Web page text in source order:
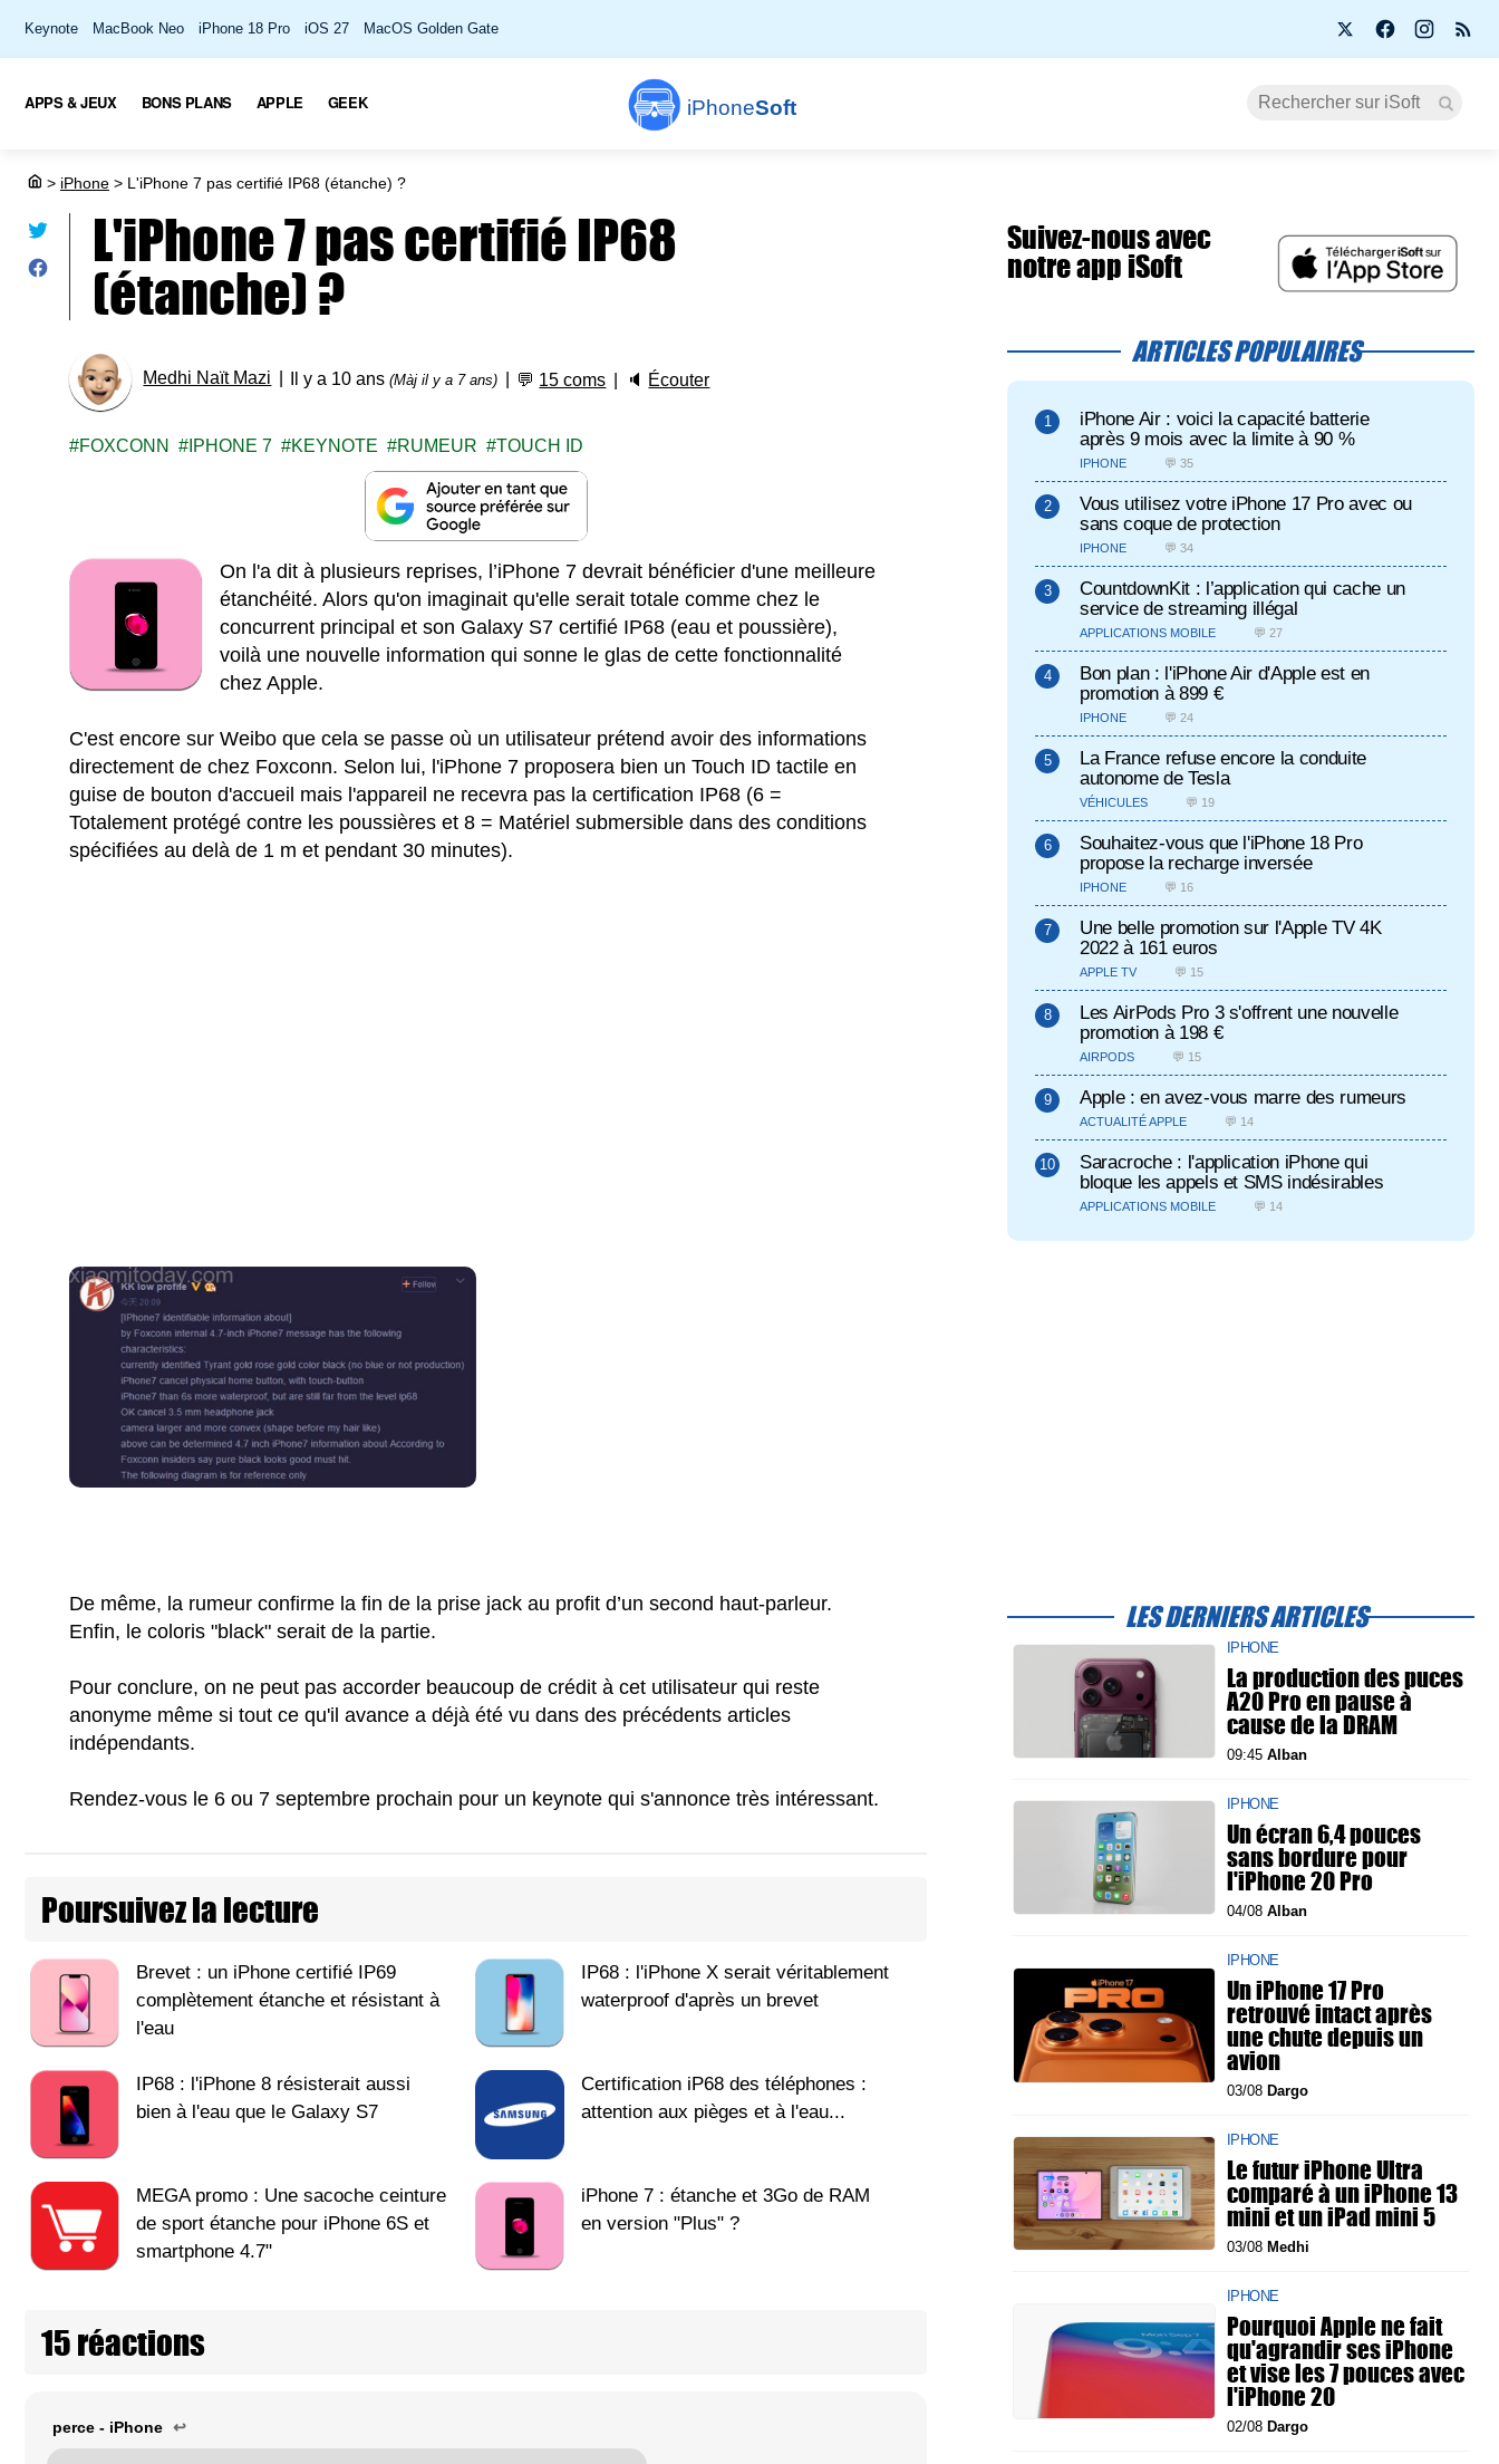
Keynote MacBook Neo iPhone 18 Pro iOS 27 MacOS Golden Gate
iPhoneSoft
APPS & JEUX BONS PLANS APPLE GEEK
> iPhone > L'iPhone 7 pas certifié IP68 (étanche) ?
L'iPhone 7 pas certifié IP68
(étanche) ?
Medhi Naït Mazi Il y a 10 ans(Màj il y a 7 ans) 💬 15 coms 🔈 Écouter
FOXCONN IPHONE 7 KEYNOTE RUMEUR TOUCH ID
On l'a dit à plusieurs reprises, l’iPhone 7 devrait bénéficier d'une meilleure
étanchéité. Alors qu'on imaginait qu'elle serait totale comme chez le
concurrent principal et son Galaxy S7 certifié IP68 (eau et poussière),
voilà une nouvelle information qui sonne le glas de cette fonctionnalité
chez Apple.
C'est encore sur Weibo que cela se passe où un utilisateur prétend avoir des informations
directement de chez Foxconn. Selon lui, l'iPhone 7 proposera bien un Touch ID tactile en
guise de bouton d'accueil mais l'appareil ne recevra pas la certification IP68 (6 =
Totalement protégé contre les poussières et 8 = Matériel submersible dans des conditions
spécifiées au delà de 1 m et pendant 30 minutes).
De même, la rumeur confirme la fin de la prise jack au profit d’un second haut-parleur.
Enfin, le coloris "black" serait de la partie.
Pour conclure, on ne peut pas accorder beaucoup de crédit à cet utilisateur qui reste
anonyme même si tout ce qu'il avance a déjà été vu dans des précédents articles
indépendants.
Rendez-vous le 6 ou 7 septembre prochain pour un keynote qui s'annonce très intéressant.
Poursuivez la lecture
Brevet : un iPhone certifié IP69
complètement étanche et résistant à
l'eau
IP68 : l'iPhone X serait véritablement
waterproof d'après un brevet
IP68 : l'iPhone 8 résisterait aussi
bien à l'eau que le Galaxy S7
Certification iP68 des téléphones :
attention aux pièges et à l'eau...
MEGA promo : Une sacoche ceinture
de sport étanche pour iPhone 6S et
smartphone 4.7"
iPhone 7 : étanche et 3Go de RAM
en version "Plus" ?
15 réactions
perce - iPhone ↩
Suivez-nous avec
notre app iSoft
ARTICLES POPULAIRES
iPhone Air : voici la capacité batterie
après 9 mois avec la limite à 90 %
IPHONE 💬 35
Vous utilisez votre iPhone 17 Pro avec ou
sans coque de protection
IPHONE 💬 34
CountdownKit : l’application qui cache un
service de streaming illégal
APPLICATIONS MOBILE 💬 27
Bon plan : l'iPhone Air d'Apple est en
promotion à 899 €
IPHONE 💬 24
La France refuse encore la conduite
autonome de Tesla
VÉHICULES 💬 19
Souhaitez-vous que l'iPhone 18 Pro
propose la recharge inversée
IPHONE 💬 16
Une belle promotion sur l'Apple TV 4K
2022 à 161 euros
APPLE TV 💬 15
Les AirPods Pro 3 s'offrent une nouvelle
promotion à 198 €
AIRPODS 💬 15
Apple : en avez-vous marre des rumeurs
ACTUALITÉ APPLE 💬 14
Saracroche : l'application iPhone qui
bloque les appels et SMS indésirables
APPLICATIONS MOBILE 💬 14
LES DERNIERS ARTICLES
IPHONE
La production des puces
A20 Pro en pause à
cause de la DRAM
09:45 Alban
IPHONE
Un écran 6,4 pouces
sans bordure pour
l'iPhone 20 Pro
04/08 Alban
IPHONE
Un iPhone 17 Pro
retrouvé intact après
une chute depuis un
avion
03/08 Dargo
IPHONE
Le futur iPhone Ultra
comparé à un iPhone 13
mini et un iPad mini 5
03/08 Medhi
IPHONE
Pourquoi Apple ne fait
qu'agrandir ses iPhone
et vise les 7 pouces avec
l'iPhone 20
02/08 Dargo